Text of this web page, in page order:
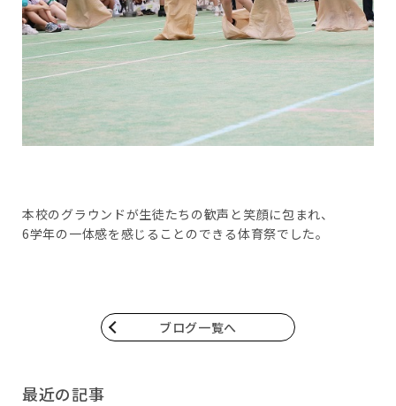
本校のグラウンドが生徒たちの歓声と笑顔に包まれ、
6学年の一体感を感じることのできる体育祭でした。
ブログ一覧へ
最近の記事